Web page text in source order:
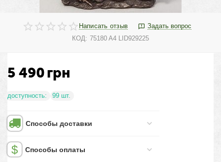
Написать отзыв
Задать вопрос
КОД: 75180 A4 LID929225
5 490грн
доступность: 99 шт.
Способы доставки
Способы оплаты